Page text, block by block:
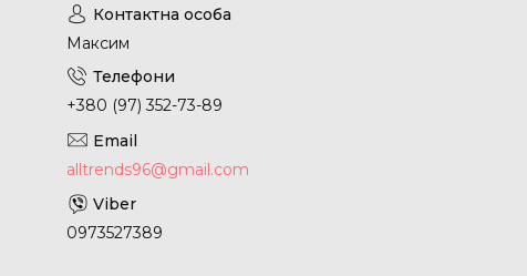
Максим
+380 (97) 352-73-89
alltrends96@gmail.com
0973527389